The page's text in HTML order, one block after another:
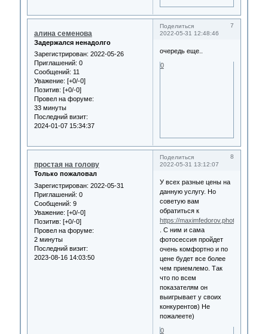
Поделиться
7
2022-05-31 12:48:46
алина семенова
Задержался ненадолго
Зарегистрирован: 2022-05-26
Приглашений: 0
Сообщений: 11
Уважение: [+0/-0]
Позитив: [+0/-0]
Провел на форуме:
33 минуты
Последний визит:
2024-01-07 15:34:37
очередь еще..
0
Поделиться
8
2022-05-31 13:12:07
простая на голову
Только пожаловал
Зарегистрирован: 2022-05-31
Приглашений: 0
Сообщений: 9
Уважение: [+0/-0]
Позитив: [+0/-0]
Провел на форуме:
2 минуты
Последний визит:
2023-08-16 14:03:50
У всех разные цены на
данную услугу. Но
советую вам
обратиться к
https://maximfedorov.photography/
. С ним и сама
фотосессия пройдет
очень комфортно и по
цене будет все более
чем приемлемо. Так
что по всем
показателям он
выигрывает у своих
конкурентов) Не
пожалеете)
0